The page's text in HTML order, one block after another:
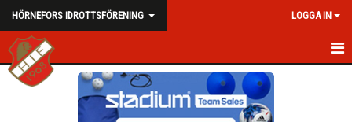
HÖRNEFORS IDROTTSFÖRENING LOGGA IN
HEM